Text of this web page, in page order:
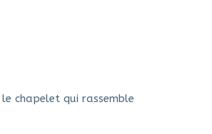
chapelet qui rassemble